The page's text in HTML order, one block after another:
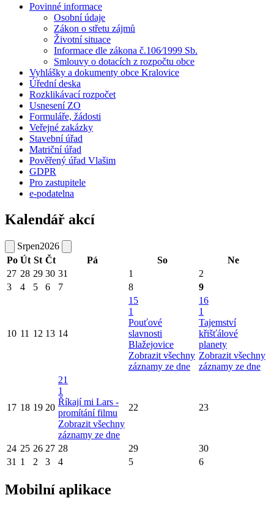
Povinné informace
Osobní údaje
Zákon o střetu zájmů
Životní situace
Informace dle zákona č.106⁄1999 Sb.
Smlouvy o dotacích z rozpočtu obce
Vyhlášky a dokumenty obce Kralovice
Úřední deska
Rozklikávací rozpočet
Usnesení ZO
Formuláře, žádosti
Veřejné zakázky
Stavební úřad
Matriční úřad
Pověřený úřad Vlašim
GDPR
Pro zastupitele
e-podatelna
Kalendář akcí
Srpen2026
Po Út St Čt Pá So
Ne
27 28 29 30 31 1
2
3
4 5 6 7 8 9
10 11 12 13 14
15
1
Pouťové
slavnosti
Blažejovice
Zobrazit všechny
záznamy ze dne
16
1
Tajemství
křišťálové
planety
Zobrazit všechny
záznamy ze dne
17 18 19 20
21
1
Říkají mi Lars -
promítání filmu
Zobrazit všechny
záznamy ze dne
22 23
24 25 26 27 28 29
30
31 1 2 3 4 5 6
Mobilní aplikace